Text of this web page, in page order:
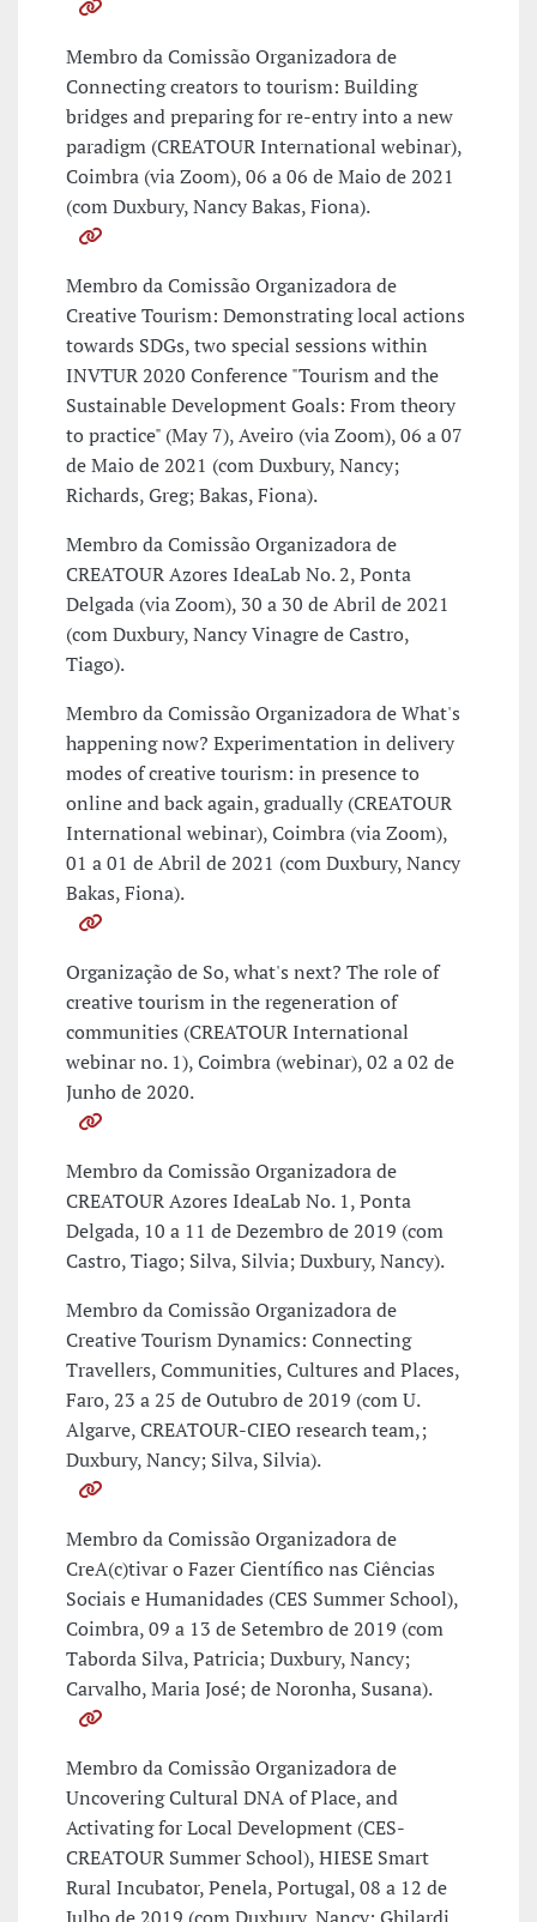
Membro da Comissão Organizadora de
Connecting creators to tourism: Building
bridges and preparing for re-entry into a new
paradigm (CREATOUR International webinar),
Coimbra (via Zoom), 06 a 06 de Maio de 2021
(com Duxbury, Nancy Bakas, Fiona).
Membro da Comissão Organizadora de
Creative Tourism: Demonstrating local actions
towards SDGs, two special sessions within
INVTUR 2020 Conference "Tourism and the
Sustainable Development Goals: From theory
to practice" (May 7), Aveiro (via Zoom), 06 a 07
de Maio de 2021 (com Duxbury, Nancy;
Richards, Greg; Bakas, Fiona).
Membro da Comissão Organizadora de
CREATOUR Azores IdeaLab No. 2, Ponta
Delgada (via Zoom), 30 a 30 de Abril de 2021
(com Duxbury, Nancy Vinagre de Castro,
Tiago).
Membro da Comissão Organizadora de What's
happening now? Experimentation in delivery
modes of creative tourism: in presence to
online and back again, gradually (CREATOUR
International webinar), Coimbra (via Zoom),
01 a 01 de Abril de 2021 (com Duxbury, Nancy
Bakas, Fiona).
Organização de So, what's next? The role of
creative tourism in the regeneration of
communities (CREATOUR International
webinar no. 1), Coimbra (webinar), 02 a 02 de
Junho de 2020.
Membro da Comissão Organizadora de
CREATOUR Azores IdeaLab No. 1, Ponta
Delgada, 10 a 11 de Dezembro de 2019 (com
Castro, Tiago; Silva, Silvia; Duxbury, Nancy).
Membro da Comissão Organizadora de
Creative Tourism Dynamics: Connecting
Travellers, Communities, Cultures and Places,
Faro, 23 a 25 de Outubro de 2019 (com U.
Algarve, CREATOUR-CIEO research team,;
Duxbury, Nancy; Silva, Silvia).
Membro da Comissão Organizadora de
CreA(c)tivar o Fazer Científico nas Ciências
Sociais e Humanidades (CES Summer School),
Coimbra, 09 a 13 de Setembro de 2019 (com
Taborda Silva, Patricia; Duxbury, Nancy;
Carvalho, Maria José; de Noronha, Susana).
Membro da Comissão Organizadora de
Uncovering Cultural DNA of Place, and
Activating for Local Development (CES-
CREATOUR Summer School), HIESE Smart
Rural Incubator, Penela, Portugal, 08 a 12 de